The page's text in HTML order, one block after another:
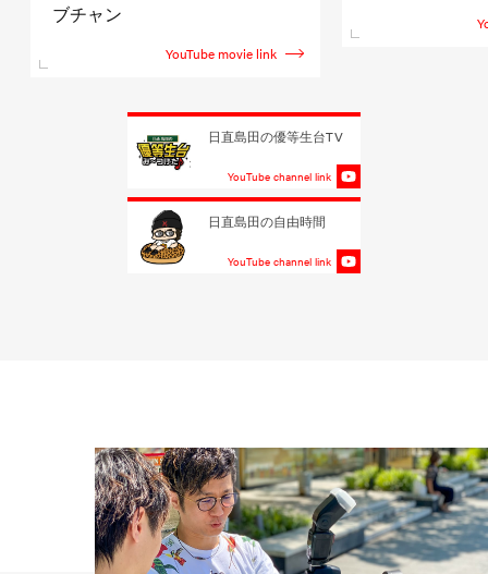
ブチャン
YouTube movie link
日直島田の優等生台TV
YouTube channel link
日直島田の自由時間
YouTube channel link